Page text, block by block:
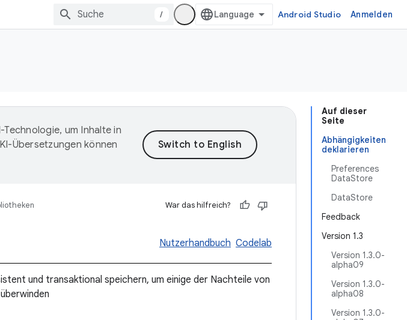
/ Android Studio Anmelden
Auf dieser
Seite
Abhängigkeiten
deklarieren
Preferences
DataStore
DataStore
Feedback
Version 1.3
Version 1.3.0-
alpha09
Version 1.3.0-
alpha08
Version 1.3.0-
um Inhalte in
Übersetzungen können
War das hilfreich?
Nutzerhandbuch Codelab
und transaktional speichern, um einige der Nachteile von